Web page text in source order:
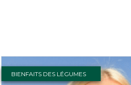
BIENFAITS DES LÉGUMES